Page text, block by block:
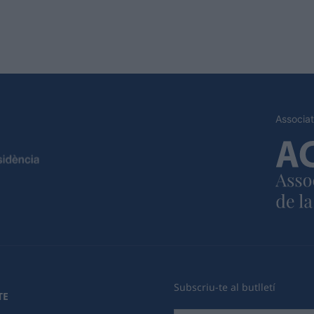
Subscriu-te al butlletí